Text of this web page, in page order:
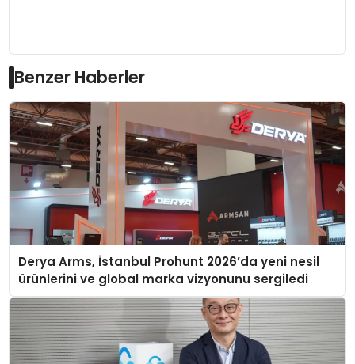
Benzer Haberler
Derya Arms, İstanbul Prohunt 2026’da yeni nesil
ürünlerini ve global marka vizyonunu sergiledi